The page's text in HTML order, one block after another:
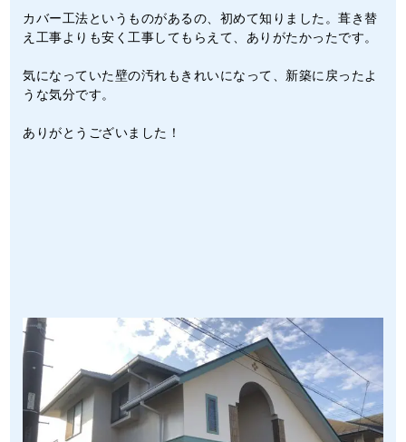
カバー工法というものがあるの、初めて知りました。葺き替
え工事よりも安く工事してもらえて、ありがたかったです。
気になっていた壁の汚れもきれいになって、新築に戻ったよ
うな気分です。
ありがとうございました！